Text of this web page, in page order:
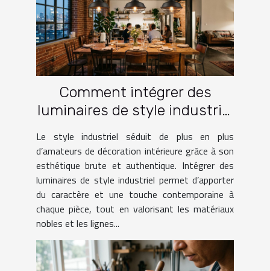
Comment intégrer des
luminaires de style industriel
dans votre intérieur ?
Le style industriel séduit de plus en plus
d’amateurs de décoration intérieure grâce à son
esthétique brute et authentique. Intégrer des
luminaires de style industriel permet d’apporter
du caractère et une touche contemporaine à
chaque pièce, tout en valorisant les matériaux
nobles et les lignes...